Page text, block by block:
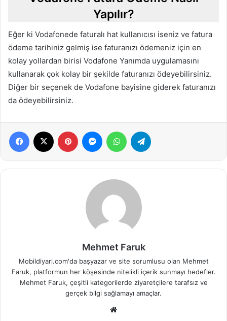
Yapılır?
Eğer ki Vodafonede faturalı hat kullanıcısı iseniz ve fatura
ödeme tarihiniz gelmiş ise faturanızı ödemeniz için en
kolay yollardan birisi Vodafone Yanımda uygulamasını
kullanarak çok kolay bir şekilde faturanızı ödeyebilirsiniz.
Diğer bir seçenek de Vodafone bayisine giderek faturanızı
da ödeyebilirsiniz.
Facebook Pinterest MessengerWhatsApp
Mehmet Faruk
Mobildiyari.com'da başyazar ve site sorumlusu olan Mehmet
Faruk, platformun her köşesinde nitelikli içerik sunmayı hedefler.
Mehmet Faruk, çeşitli kategorilerde ziyaretçilere tarafsız ve
gerçek bilgi sağlamayı amaçlar.